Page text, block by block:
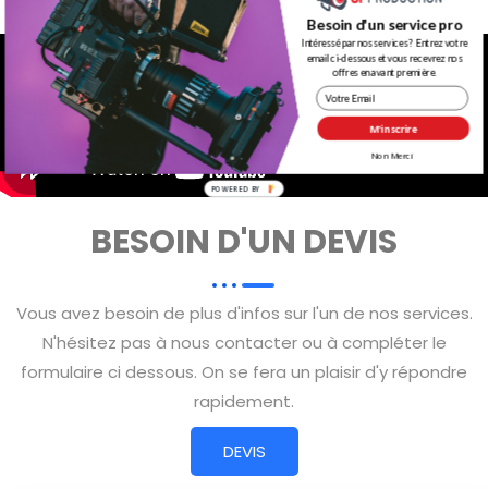
BESOIN D'UN DEVIS
Vous avez besoin de plus d'infos sur l'un de nos services.
N'hésitez pas à nous contacter ou à compléter le
formulaire ci dessous. On se fera un plaisir d'y répondre
rapidement.
DEVIS
M'inscrire
Besoin d'un service pro
Intéressé par nos services ? Entrez votre
email ci-dessous et vous recevrez nos
offres en avant première.
Non Merci